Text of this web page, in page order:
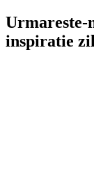
Urmareste-
inspiratie